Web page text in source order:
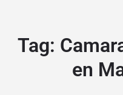
Tag:
en